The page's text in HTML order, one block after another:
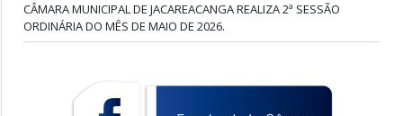
CÂMARA MUNICIPAL DE JACAREACANGA REALIZA 2ª SESSÃO
ORDINÁRIA DO MÊS DE MAIO DE 2026.